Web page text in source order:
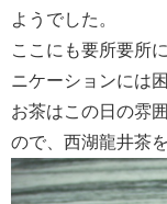
ようでした。
ここにも要所要所
ニケーションには
お茶はこの日の雰
ので、西湖龍井茶